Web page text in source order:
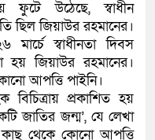
ফুটে উঠেছে, স্বাধীন
ছিল জিয়াউর রহমানের।
স্বাধীনতা দিবস
হয় জিয়াউর রহমানের।
আপত্তি পাইনি।
বিচিত্রায় প্রকাশিত হয়
জাতির জন্ম’, যে লেখা
থেকে কোনো আপত্তি